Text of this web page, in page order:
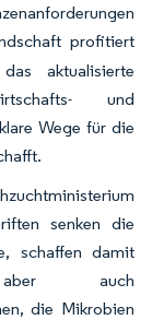
profitiert
aktualisierte
und
Wege für die
senken die
schaffen damit
aber auch
die Mikrobien